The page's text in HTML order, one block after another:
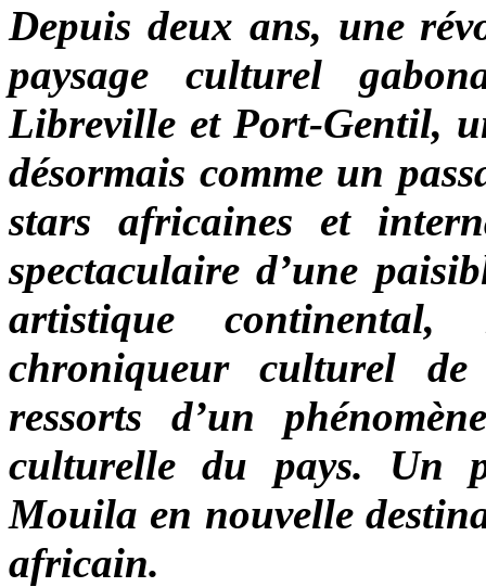
Depuis deux ans, une
paysage culturel
Libreville et Port-Gentil,
désormais comme un
stars africaines et
spectaculaire d’une
artistique continental,
chroniqueur culturel
ressorts d’un
culturelle du pays. Un
Mouila en nouvelle
africain.